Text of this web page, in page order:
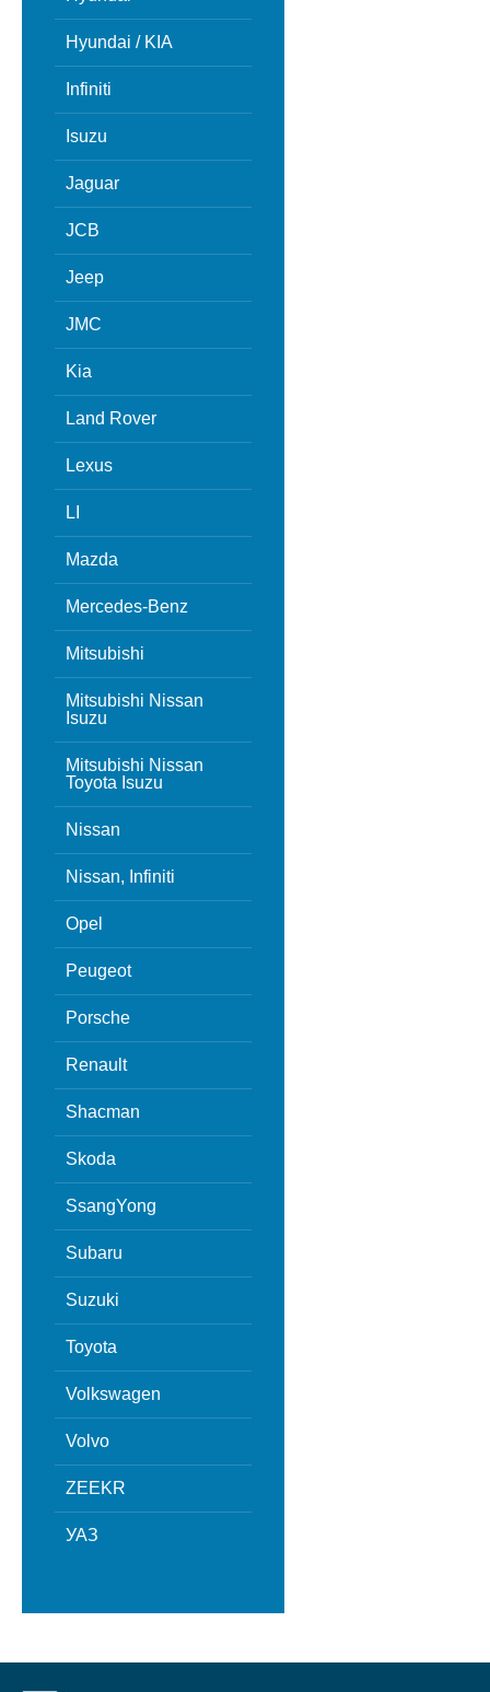
Hyundai / KIA
Infiniti
Isuzu
Jaguar
JCB
Jeep
JMC
Kia
Land Rover
Lexus
LI
Mazda
Mercedes-Benz
Mitsubishi
Mitsubishi Nissan
Isuzu
Mitsubishi Nissan
Toyota Isuzu
Nissan
Nissan, Infiniti
Opel
Peugeot
Porsche
Renault
Shacman
Skoda
SsangYong
Subaru
Suzuki
Toyota
Volkswagen
Volvo
ZEEKR
УАЗ